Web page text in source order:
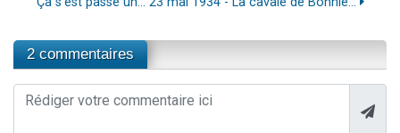
2 commentaires